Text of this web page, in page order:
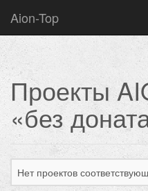
Aion-Top
Проекты
«без
Нет проектов